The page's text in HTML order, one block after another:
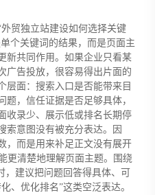
贸独立站建设如何选择关键
个关键词的结果，而是页面主
新共同作用。如果企业只看某
广告投放，很容易得出片面的
层面：搜索入口是否能带来目
，信任证据是否足够具体，
收录少、展示低或排名长期停
索意图没有被充分表达。因
，而是用来补足正文没有展开
更清楚地理解页面主题。围绕
，建议把问题回答得具体、可
、优化排名”这类空泛表达。